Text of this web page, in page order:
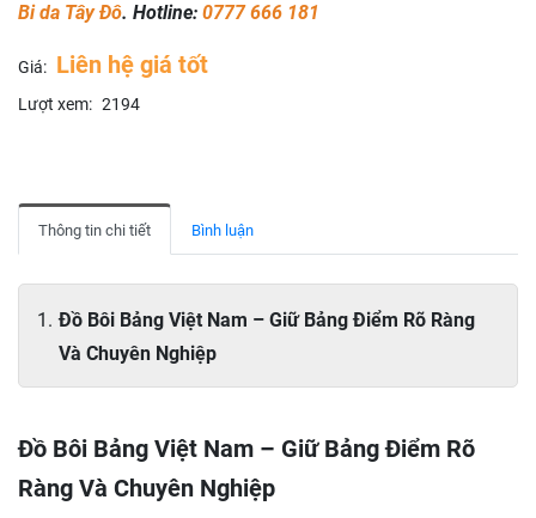
Bi da Tây Đô. Hotline: 0777 666 181
Giá: Liên hệ giá tốt
Lượt xem: 2194
Thông tin chi tiết Bình luận
Đồ Bôi Bảng Việt Nam – Giữ Bảng Điểm Rõ Ràng
Và Chuyên Nghiệp
Đồ Bôi Bảng Việt Nam – Giữ Bảng Điểm Rõ
Ràng Và Chuyên Nghiệp